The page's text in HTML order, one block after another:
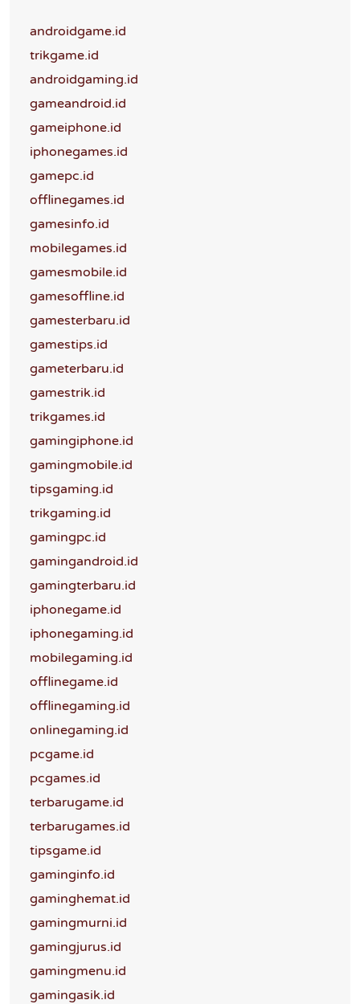
androidgame.id
trikgame.id
androidgaming.id
gameandroid.id
gameiphone.id
iphonegames.id
gamepc.id
offlinegames.id
gamesinfo.id
mobilegames.id
gamesmobile.id
gamesoffline.id
gamesterbaru.id
gamestips.id
gameterbaru.id
gamestrik.id
trikgames.id
gamingiphone.id
gamingmobile.id
tipsgaming.id
trikgaming.id
gamingpc.id
gamingandroid.id
gamingterbaru.id
iphonegame.id
iphonegaming.id
mobilegaming.id
offlinegame.id
offlinegaming.id
onlinegaming.id
pcgame.id
pcgames.id
terbarugame.id
terbarugames.id
tipsgame.id
gaminginfo.id
gaminghemat.id
gamingmurni.id
gamingjurus.id
gamingmenu.id
gamingasik.id